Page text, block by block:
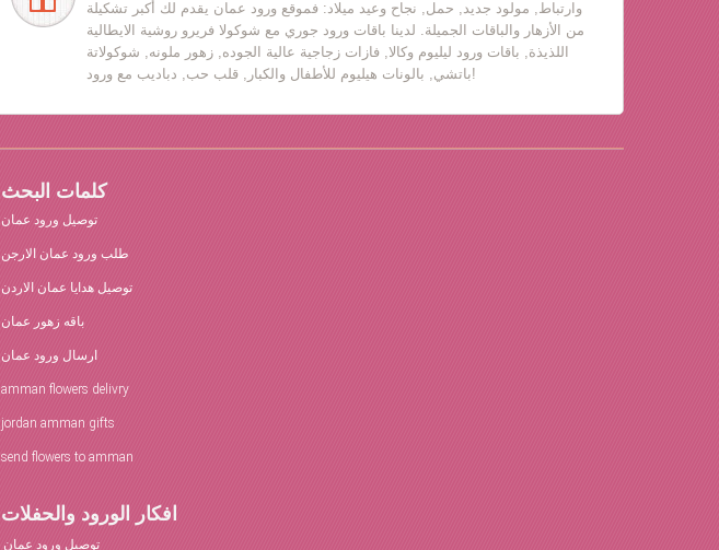
وارتباط, مولود جديد, حمل, نجاح وعيد ميلاد: فموقع ورود عمان يقدم لك أكبر تشكيلة
من الأزهار والباقات الجميلة. لدينا باقات ورود جوري مع شوكولا فريرو روشية الايطالية
اللذيذة, باقات ورود ليليوم وكالا, فازات زجاجية عالية الجوده, زهور ملونه, شوكولاتة
باتشي, بالونات هيليوم للأطفال والكبار, قلب حب, دباديب مع ورود!
كلمات البحث
توصيل ورود عمان
طلب ورود عمان الارجن
توصيل هدايا عمان الاردن
باقه زهور عمان
ارسال ورود عمان
amman flowers delivry
jordan amman gifts
send flowers to amman
افكار الورود والحفلات
توصيل ورود عمان